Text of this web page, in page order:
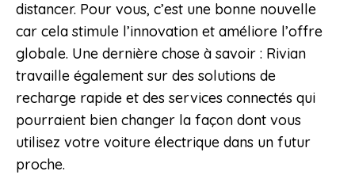
distancer. Pour vous, c’est une bonne nouvelle
car cela stimule l’innovation et améliore l’offre
globale. Une dernière chose à savoir : Rivian
travaille également sur des solutions de
recharge rapide et des services connectés qui
pourraient bien changer la façon dont vous
utilisez votre voiture électrique dans un futur
proche.